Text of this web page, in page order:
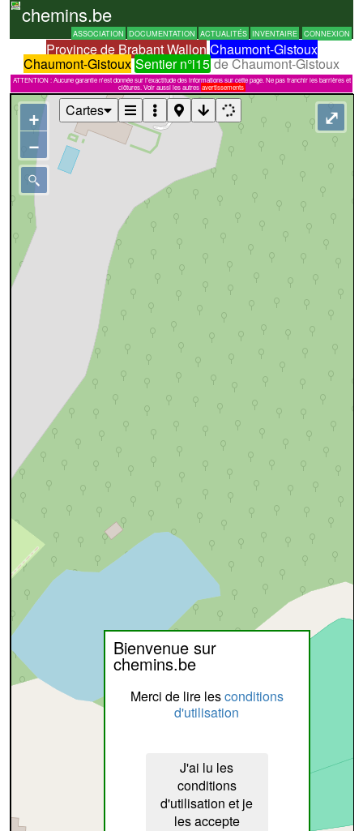
chemins.be
ASSOCIATION DOCUMENTATION ACTUALITÉS INVENTAIRE CONNEXION
Province de Brabant Wallon Chaumont-Gistoux
Chaumont-Gistoux Sentier n°i15de Chaumont-Gistoux
ATTENTION : Aucune garantie n'est donnée sur l'exactitude des informations sur cette page. Ne pas franchir les barrières et
clôtures. Voir aussi les autres avertissements
Bienvenue sur
chemins.be
Merci de lire lesconditions
d'utilisation
J'ai lu les
conditions
d'utilisation et je
les accepte
+
−
⤢
Cartes